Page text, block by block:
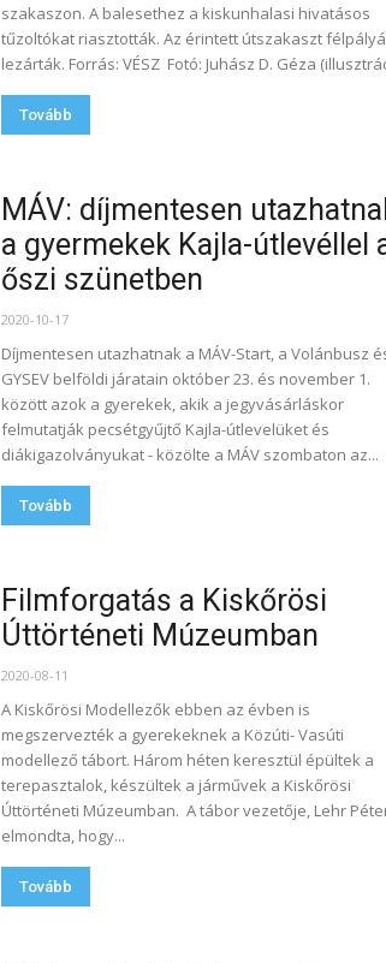
szakaszon. A balesethez a kiskunhalasi hivatásos
tűzoltókat riasztották. Az érintett útszakaszt
lezárták. Forrás: VÉSZ Fotó: Juhász D. Géza
Tovább
MÁV: díjmentesen
a gyermekek Kajla-útlevéllel
őszi szünetben
2020-10-17
Díjmentesen utazhatnak a MÁV-Start, a Volánbusz
GYSEV belföldi járatain október 23. és november 1.
között azok a gyerekek, akik a jegyvásárláskor
felmutatják pecsétgyűjtő Kajla-útlevelüket és
diákigazolványukat - közölte a MÁV szombaton az...
Tovább
Filmforgatás a Kiskőrösi
Úttörténeti Múzeumban
2020-08-11
A Kiskőrösi Modellezők ebben az évben is
megszervezték a gyerekeknek a Közúti- Vasúti
modellező tábort. Három héten keresztül épültek a
terepasztalok, készültek a járművek a Kiskőrösi
Úttörténeti Múzeumban. A tábor vezetője, Lehr
elmondta, hogy...
Tovább